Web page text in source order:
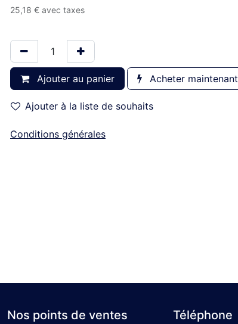
25,18 € avec taxes
Ajouter au panier Acheter maintenant
Ajouter à la liste de souhaits
Conditions générales
Téléphone
Nos points de ventes